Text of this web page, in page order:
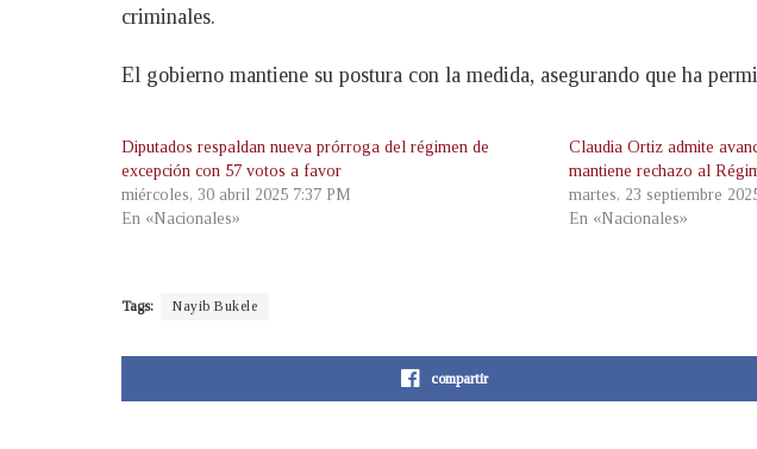
criminales.
El gobierno mantiene su postura con la medida, asegurando que ha
Diputados respaldan nueva prórroga del régimen de
excepción con 57 votos a favor
miércoles, 30 abril 2025 7:37 PM
En «Nacionales»
Claudia Ortiz admite
mantiene rechazo al
martes, 23 septiembre
En «Nacionales»
Tags: Nayib Bukele
compartir